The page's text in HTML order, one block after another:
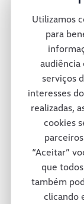
Utilizamos
para
audiência
serviços
interesses
realizadas,
cookies
“Aceitar”
que
também
clicando
veículos
uma rede
suporte
estradas
A fábrica